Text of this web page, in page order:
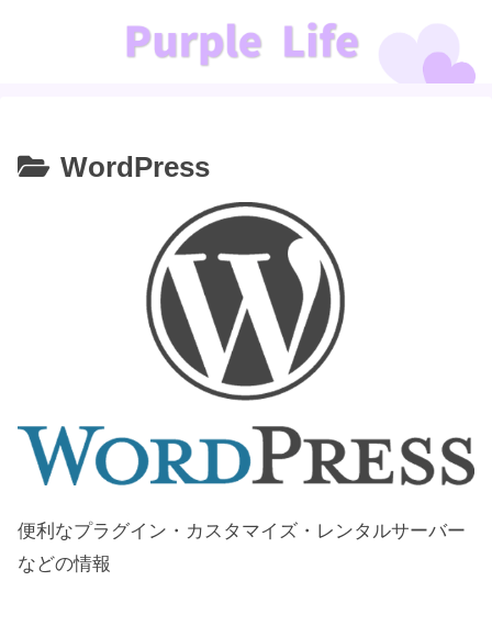
WordPress
便利なプラグイン・カスタマイズ・レンタルサーバー
などの情報